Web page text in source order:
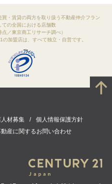
・賃貸の両方を取り扱う不動産仲介フラン
ての全国における店舗数
点／東京商工リサーチ調べ）
の加盟店は、すべて独立・自営です。
材募集
個人情報保護方針
産に関するお問い合わせ